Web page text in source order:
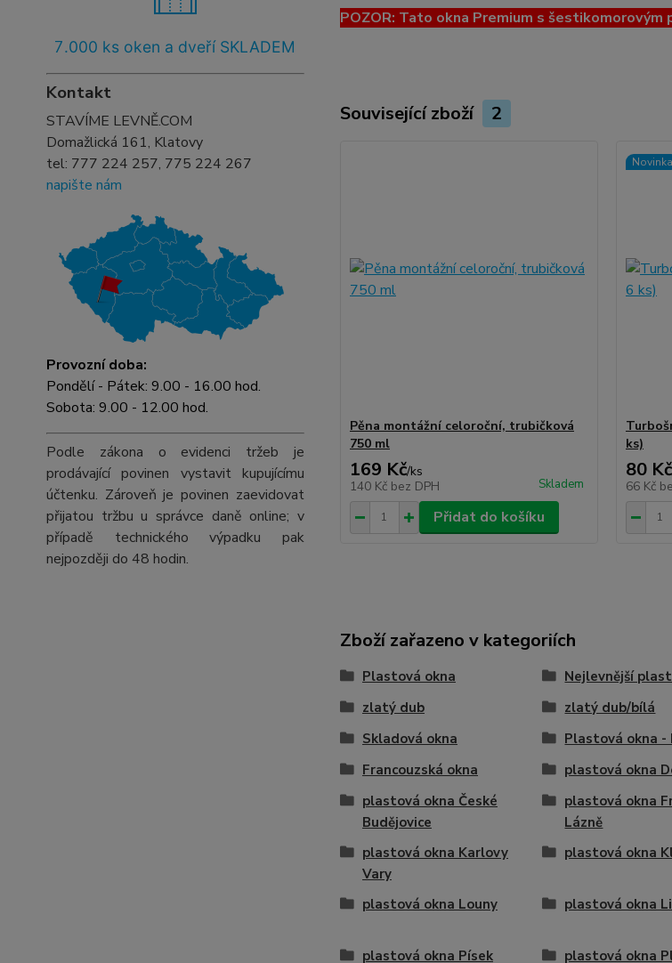
7.000 ks oken a dveří SKLADEM
Kontakt
STAVÍME LEVNĚ.COM
Domažlická 161, Klatovy
tel: 777 224 257, 775 224 267
napište nám
Provozní doba:
Pondělí - Pátek: 9.00 - 16.00 hod.
Sobota: 9.00 - 12.00 hod.
Podle zákona o evidenci tržeb je
prodávající povinen vystavit kupujícímu
účtenku. Zároveň je povinen zaevidovat
přijatou tržbu u správce daně online; v
případě technického výpadku pak
nejpozději do 48 hodin.
POZOR: Tato okna Premium s
Související zboží 2
Pěna montážní celoroční, trubičková
750 ml
169 Kč/ks
140 Kč bez DPH Skladem
Přidat do košíku
Novinka
ks)
80 Kč
66 Kč
Zboží zařazeno v kategoriích
Plastová okna Nejlevnější
zlatý dub
zlatý dub/bílá
Skladová okna
Plastová okna -
Francouzská okna
plastová okna
plastová okna České
Budějovice
plastová okna
Lázně
plastová okna Karlovy
Vary
plastová okna
plastová okna Louny plastová okna
plastová okna Písek plastová okna